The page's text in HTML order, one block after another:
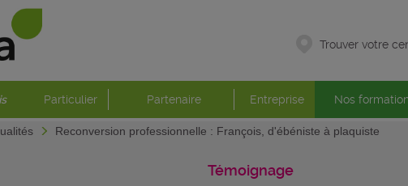
Trouver votre
Particulier Partenaire Entreprise Nos
Reconversion professionnelle : François, d'ébéniste à plaquiste
Témoignage